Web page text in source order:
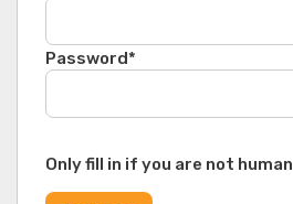
Password*
Only fill in if you are not human